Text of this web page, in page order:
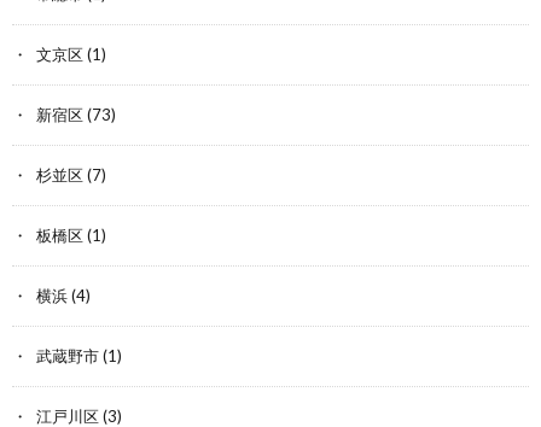
文京区(1)
新宿区(73)
杉並区(7)
板橋区(1)
横浜(4)
武蔵野市(1)
江戸川区(3)